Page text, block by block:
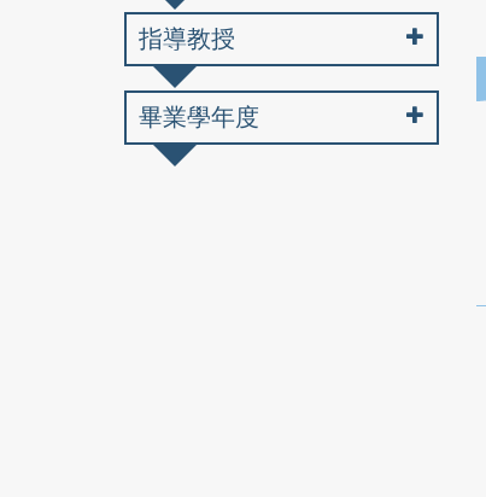
指導教授
畢業學年度